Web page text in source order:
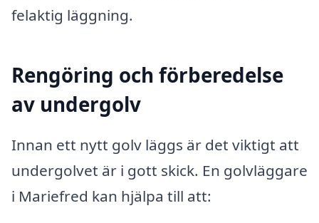
felaktig läggning.
Rengöring och förberedelse
av undergolv
Innan ett nytt golv läggs är det viktigt att
undergolvet är i gott skick. En golvläggare
i Mariefred kan hjälpa till att: